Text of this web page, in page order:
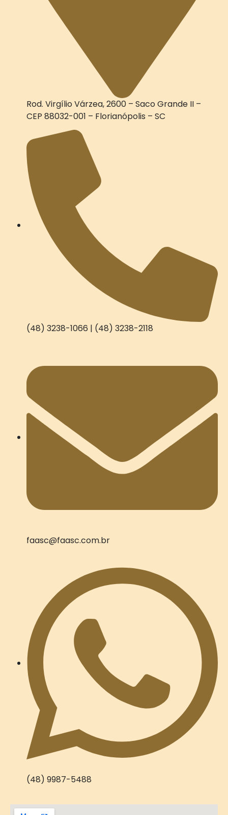
Rod. Virgílio Várzea, 2600 – Saco Grande II –
CEP 88032-001 – Florianópolis – SC
(48) 3238-1066 | (48) 3238-2118
faasc@faasc.com.br
(48) 9987-5488